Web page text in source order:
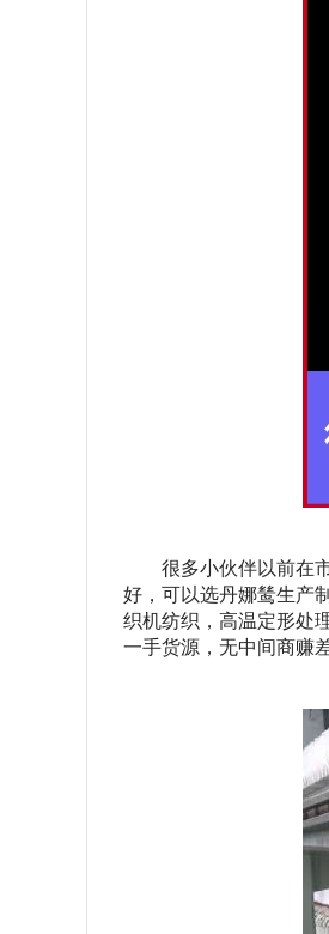
很多小伙伴以前在
好，可以选丹娜鸶生产
织机纺织，高温定形处
一手货源，无中间商赚